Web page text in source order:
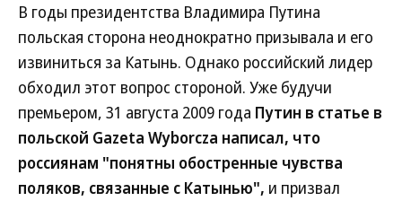
В годы президентства Владимира Путина
польская сторона неоднократно призывала и его
извиниться за Катынь. Однако российский лидер
обходил этот вопрос стороной. Уже будучи
премьером, 31 августа 2009 года Путин в статье в
польской Gazeta Wyborcza написал, что
россиянам "понятны обостренные чувства
поляков, связанные с Катынью", и призвал